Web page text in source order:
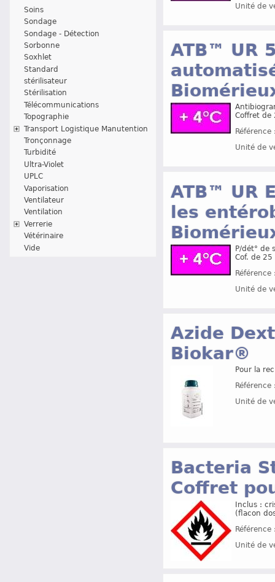
Soins
Sondage
Sondage - Détection
Sorbonne
Soxhlet
Standard
stérilisateur
Stérilisation
Télécommunications
Topographie
Transport Logistique Manutention
Tronçonnage
Turbidité
Ultra-Violet
UPLC
Vaporisation
Ventilateur
Ventilation
Verrerie
Vétérinaire
Vide
Unité de
ATB™ UR
Coffret de
Unité de
ATB™ UR
les
P/dét° de
Cof. de
Unité de
Azide
Biokar®
Pour la
Unité de
Bacteria
Coffret
Inclus :
(flacon
Unité de